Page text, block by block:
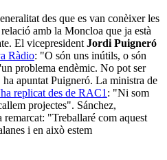
des que es van conèixer les
amb la Moncloa que ja està
El vicepresident Jordi Puigneró
Ràdio: "O són uns inútils, o són
problema endèmic. No pot ser
apuntat Puigneró. La ministra de
replicat des de RAC1 : "Ni som
projectes". Sánchez,
remarcat: "Treballaré com aquest
i en això estem